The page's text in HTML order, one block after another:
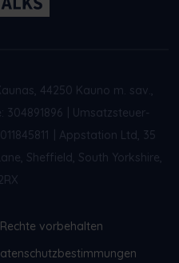
44250 Kauno m. sav.,
304891896
Umsatzsteuer-
Appstation Ltd, 35
Sheffield, South Yorkshire,
vorbehalten